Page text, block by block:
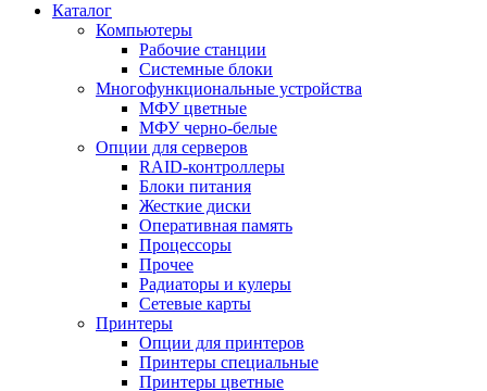
Каталог
Компьютеры
Рабочие станции
Системные блоки
Многофункциональные устройства
МФУ цветные
МФУ черно-белые
Опции для серверов
RAID-контроллеры
Блоки питания
Жесткие диски
Оперативная память
Процессоры
Прочее
Радиаторы и кулеры
Сетевые карты
Принтеры
Опции для принтеров
Принтеры специальные
Принтеры цветные